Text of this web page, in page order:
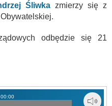
Śliwkazmierzy się z
odbędzie się 21